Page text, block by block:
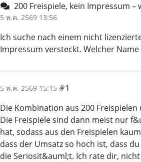
200 Freispiele, kein Impressum –
5 พ.ค. 2569 13:56
Ich suche nach einem nicht
Impressum versteckt. Welcher
5 พ.ค. 2569 15:15 #1
Die Kombination aus 200
Die Freispiele sind dann meist nur
hat, sodass aus den Freispielen
dass der Umsatz so hoch ist, dass
die Seriosit&auml;t. Ich rate dir,